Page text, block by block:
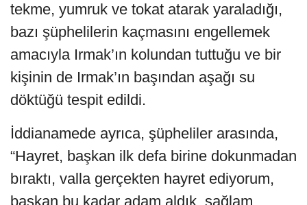
tekme, yumruk ve tokat atarak yaraladığı,
bazı şüphelilerin kaçmasını engellemek
amacıyla Irmak’ın kolundan tuttuğu ve bir
kişinin de Irmak’ın başından aşağı su
döktüğü tespit edildi.
İddianamede ayrıca, şüpheliler arasında,
“Hayret, başkan ilk defa birine dokunmadan
bıraktı, valla gerçekten hayret ediyorum,
başkan bu kadar adam aldık, sağlam